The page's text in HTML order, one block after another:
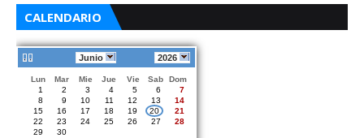
CALENDARIO
Junio 2026
Lun Mar Mie Jue Vie Sab
Dom
1
2 3 4 5 6
7
8
9 10 11 12 13
14
15
16 17 18 19 20
21
22
23 24 25 26 27
28
29
30